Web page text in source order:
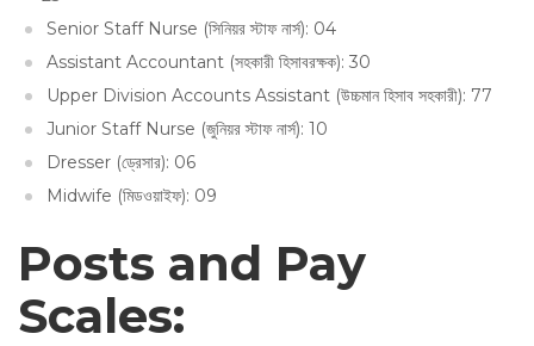
Senior Staff Nurse (সিনিয়র স্টাফ নার্স): 04
Assistant Accountant (সহকারী হিসাবরক্ষক): 30
Upper Division Accounts Assistant (উচ্চমান হিসাব সহকারী): 77
Junior Staff Nurse (জুনিয়র স্টাফ নার্স): 10
Dresser (ড্রেসার): 06
Midwife (মিডওয়াইফ): 09
Posts and Pay
Scales: